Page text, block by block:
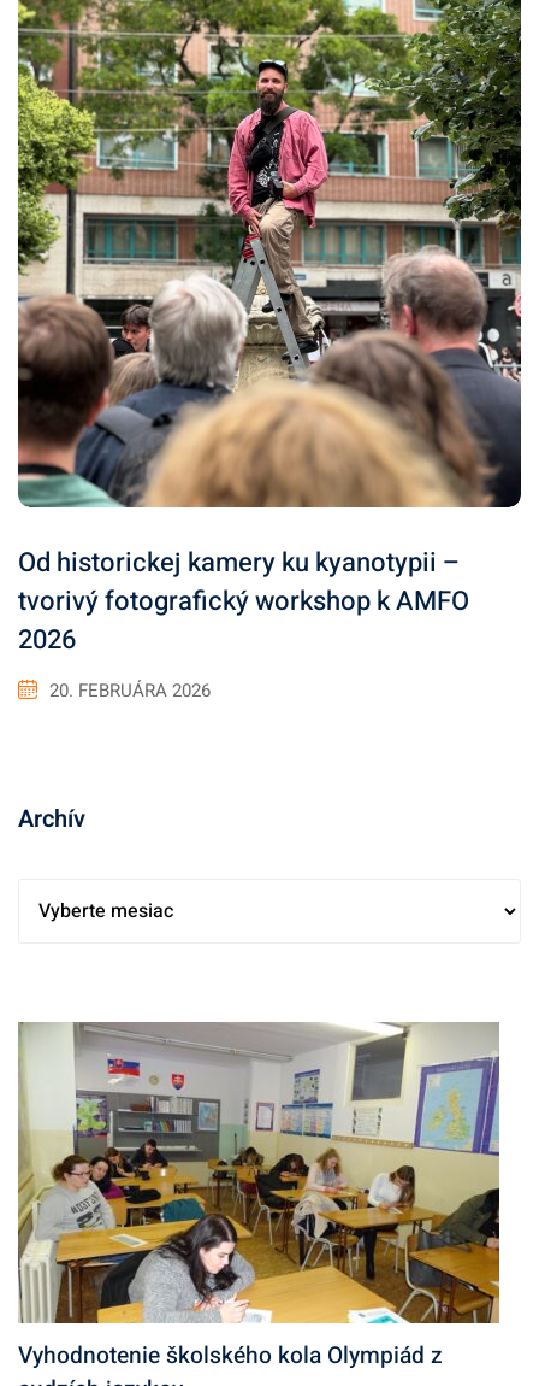
Od historickej kamery ku kyanotypii –
tvorivý fotografický workshop k AMFO
2026
20. FEBRUÁRA 2026
Archív
í
Vyhodnotenie školského kola Olympiád z